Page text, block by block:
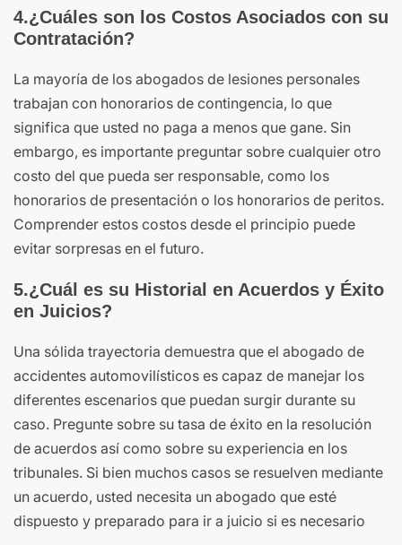
4.¿Cuáles son los Costos Asociados con su
Contratación?
La mayoría de los abogados de lesiones personales
trabajan con honorarios de contingencia, lo que
significa que usted no paga a menos que gane. Sin
embargo, es importante preguntar sobre cualquier otro
costo del que pueda ser responsable, como los
honorarios de presentación o los honorarios de peritos.
Comprender estos costos desde el principio puede
evitar sorpresas en el futuro.
5.¿Cuál es su Historial en Acuerdos y Éxito
en Juicios?
Una sólida trayectoria demuestra que el abogado de
accidentes automovilísticos es capaz de manejar los
diferentes escenarios que puedan surgir durante su
caso. Pregunte sobre su tasa de éxito en la resolución
de acuerdos así como sobre su experiencia en los
tribunales. Si bien muchos casos se resuelven mediante
un acuerdo, usted necesita un abogado que esté
dispuesto y preparado para ir a juicio si es necesario